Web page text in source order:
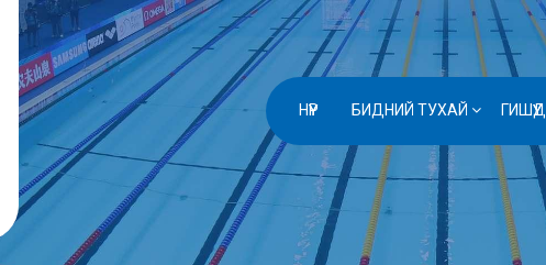
НҮҮР БИДНИЙ ТУХАЙ ГИШҮҮД